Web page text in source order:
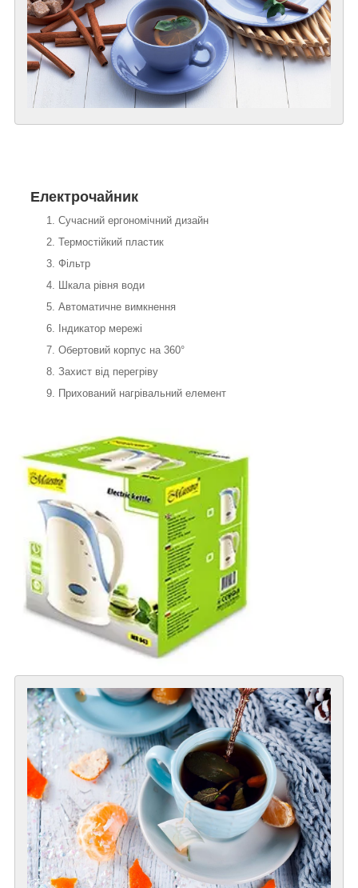
Електрочайник
Сучасний ергономічний дизайн
Термостійкий пластик
Фільтр
Шкала рівня води
Автоматичне вимкнення
Індикатор мережі
Обертовий корпус на 360°
Захист від перегріву
Прихований нагрівальний елемент